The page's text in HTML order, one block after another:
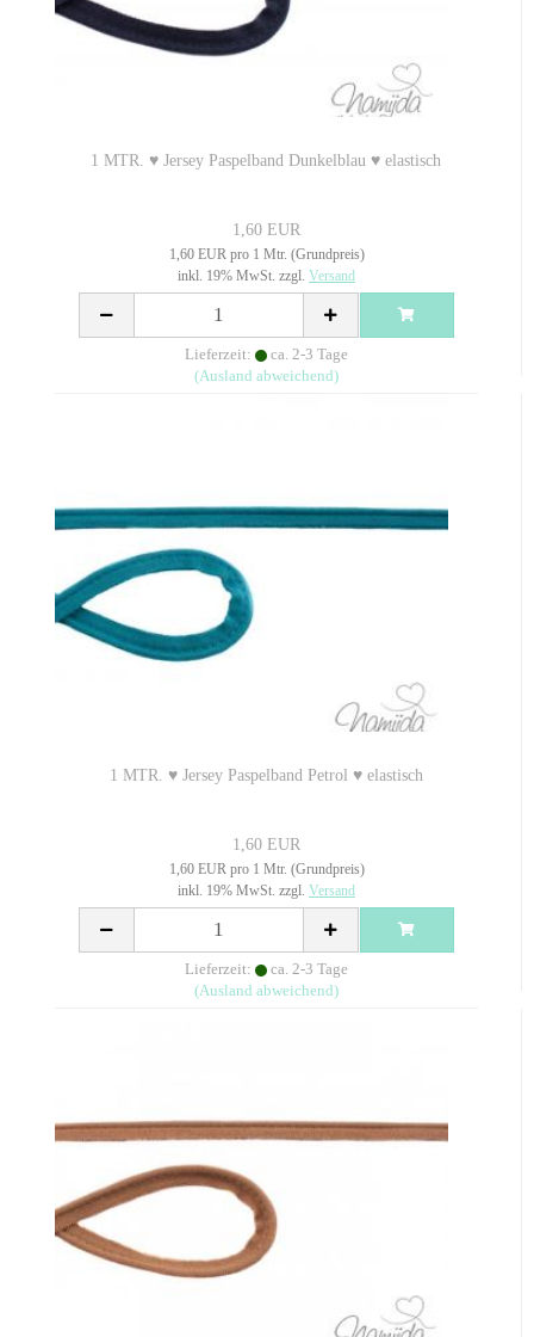
1 MTR. ♥ Jersey Paspelband Dunkelblau ♥ elastisch
1,60 EUR
1,60 EUR pro 1 Mtr. (Grundpreis)
inkl. 19% MwSt. zzgl. Versand
Lieferzeit:
ca. 2-3 Tage
(Ausland abweichend)
1 MTR. ♥ Jersey Paspelband Petrol ♥ elastisch
1,60 EUR
1,60 EUR pro 1 Mtr. (Grundpreis)
inkl. 19% MwSt. zzgl. Versand
Lieferzeit:
ca. 2-3 Tage
(Ausland abweichend)